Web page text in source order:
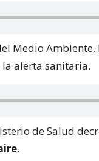
Medio
la alerta sanitaria.
de Salud
.